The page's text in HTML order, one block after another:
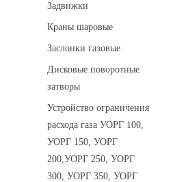
Задвижки
Краны шаровые
Заслонки газовые
Дисковые поворотные
затворы
Устройство ограничения
расхода газа УОРГ 100,
УОРГ 150, УОРГ
200,УОРГ 250, УОРГ
300, УОРГ 350, УОРГ